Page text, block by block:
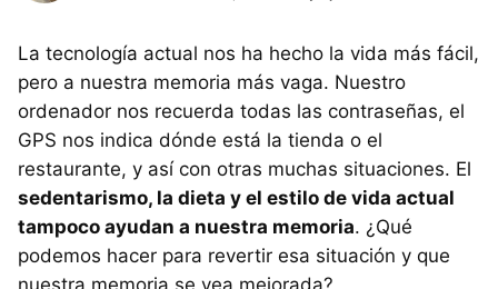
La tecnología actual nos ha hecho la vida más fácil,
pero a nuestra memoria más vaga. Nuestro
ordenador nos recuerda todas las contraseñas, el
GPS nos indica dónde está la tienda o el
restaurante, y así con otras muchas situaciones. El
sedentarismo, la dieta y el estilo de vida actual
tampoco ayudan a nuestra memoria. ¿Qué
podemos hacer para revertir esa situación y que
nuestra memoria se vea mejorada?